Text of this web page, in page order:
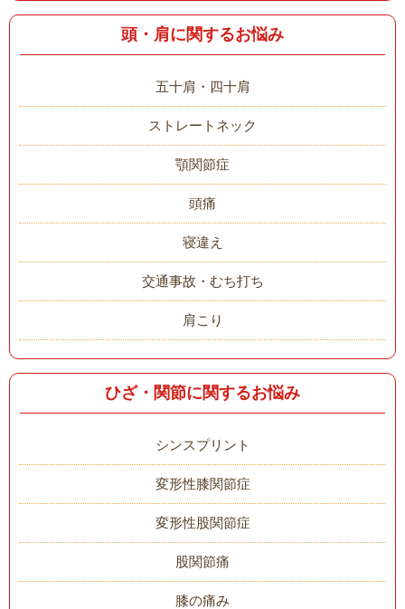
頭・肩に関するお悩み
五十肩・四十肩
ストレートネック
顎関節症
頭痛
寝違え
交通事故・むち打ち
肩こり
ひざ・関節に関するお悩み
シンスプリント
変形性膝関節症
変形性股関節症
股関節痛
膝の痛み